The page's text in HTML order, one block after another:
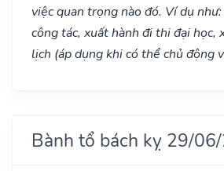
việc quan trọng nào đó. Ví dụ
công tác, xuất hành đi thi đại học,
lịch (áp dụng khi có thể chủ động
Bành tổ bách kỵ 29/